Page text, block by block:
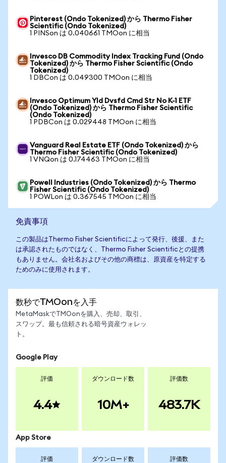
Pinterest (Ondo Tokenized) から Thermo Fisher
Scientific (Ondo Tokenized)
1 PINSon は 0.040661 TMOon に相当
Invesco DB Commodity Index Tracking Fund (Ondo
Tokenized) から Thermo Fisher Scientific (Ondo
Tokenized)
1 DBCon は 0.049300 TMOon に相当
Invesco Optimum Yld Dvsfd Cmd Str No K-1 ETF
(Ondo Tokenized) から Thermo Fisher Scientific
(Ondo Tokenized)
1 PDBCon は 0.029448 TMOon に相当
Vanguard Real Estate ETF (Ondo Tokenized) から
Thermo Fisher Scientific (Ondo Tokenized)
1 VNQon は 0.174463 TMOon に相当
Powell Industries (Ondo Tokenized) から Thermo
Fisher Scientific (Ondo Tokenized)
1 POWLon は 0.367545 TMOon に相当
免責事項
この製品はThermo Fisher Scientificによって発行、後援、また
は承認されたものではなく、Thermo Fisher Scientificとの提携
もありません。会社名およびその他の商標は、原資産を特定する
ためのみに使用されます。
数秒でTMOonを入手
MetaMaskでTMOonを購入、売却、取引、
スワップ。最も信頼される暗号資産ウォレッ
ト。
Google Play
評価
4.4
ダウンロード数
10M+
評価数
483.7K
App Store
評価 ダウンロード数 評価数